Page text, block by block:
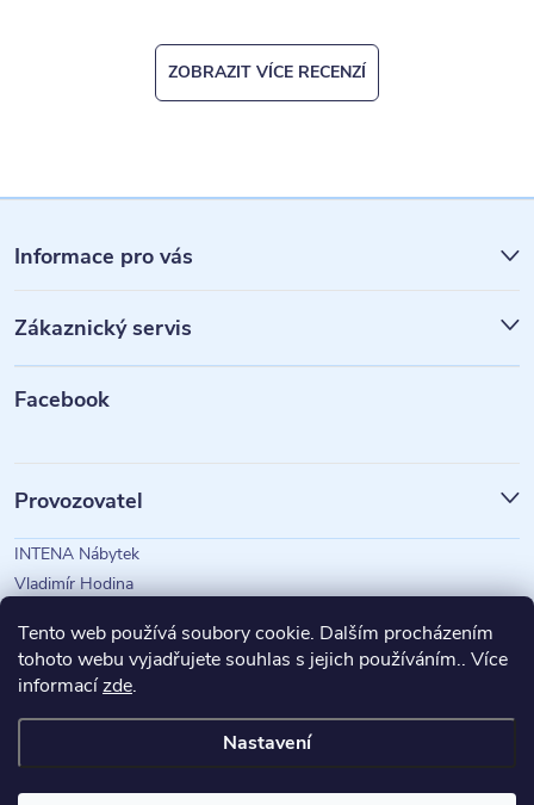
Tento web používá soubory cookie. Dalším procházením
tohoto webu vyjadřujete souhlas s jejich používáním.. Více
informacízde.
Nastavení
ZOBRAZIT VÍCE RECENZÍ
á
p
a
Informace pro vás
Zákaznický servis
Facebook
Provozovatel
INTENA Nábytek
Vladimír Hodina
Copyright 2026INTENA Nábytek. Všechna práva vyhrazena.